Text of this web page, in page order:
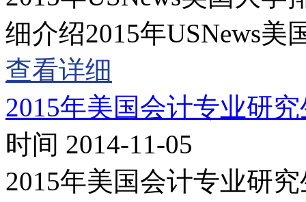
细介绍2015年USNews
查看详细
2015年美国会计专业研
时间 2014-11-05
2015年美国会计专业研